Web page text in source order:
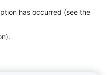
has occurred (see the
.